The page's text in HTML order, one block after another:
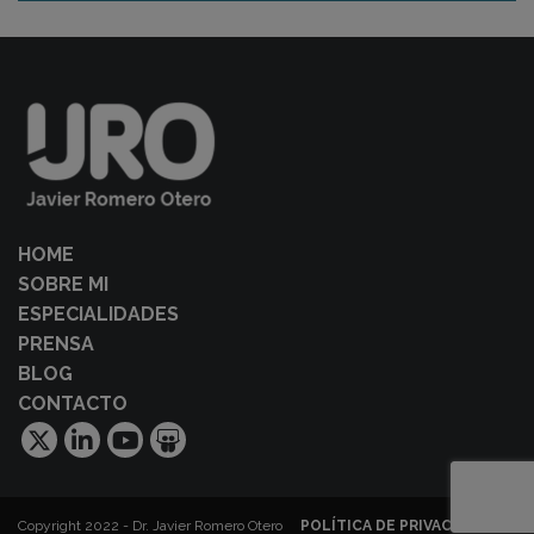
HOME
SOBRE MI
ESPECIALIDADES
PRENSA
BLOG
CONTACTO
Copyright 2022 - Dr. Javier Romero Otero POLÍTICA DE PRIVACIDAD